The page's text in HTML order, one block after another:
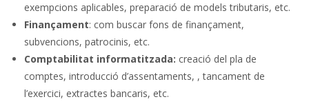
exempcions aplicables, preparació de models tributaris, etc.
Finançament: com buscar fons de finançament,
subvencions, patrocinis, etc.
Comptabilitat informatitzada: creació del pla de
comptes, introducció d’assentaments, , tancament de
l’exercici, extractes bancaris, etc.